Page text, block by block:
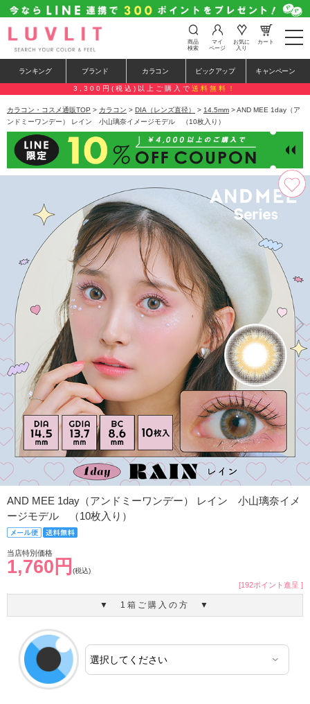
t
o
e
n
a
a
i
o
n
商品
検索
マイ
ページ
お気に
入り
カート
ランキング ブランド カラコン ピックアップ キャンペーン
3,300円(税込)以上ご購入で 送料無料！
カラコン・コスメ通販TOP > カラコン > DIA（レンズ直径） > 14.5mm > AND MEE 1day（ア
ンドミーワンデー） レイン 小山璃奈イメージモデル （10枚入り）
AND MEE 1day（アンドミーワンデー） レイン 小山璃奈イメ
ージモデル （10枚入り）
当店特別価格
1,760円 (税込)
[192ポイント進呈 ]
▼ 1箱ご購入の方 ▼